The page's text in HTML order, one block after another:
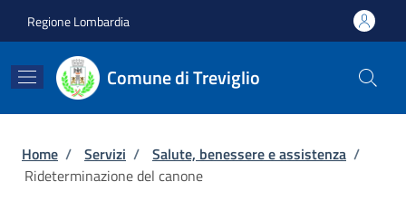
Regione Lombardia
Comune di Treviglio
Briciole di pane
Home / Servizi / Salute, benessere e assistenza /
Rideterminazione del canone